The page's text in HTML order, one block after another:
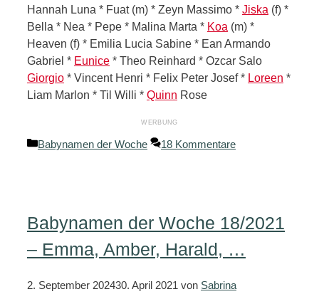
Hannah Luna * Fuat (m) * Zeyn Massimo * Jiska (f) *
Bella * Nea * Pepe * Malina Marta * Koa (m) *
Heaven (f) * Emilia Lucia Sabine * Ean Armando
Gabriel * Eunice * Theo Reinhard * Ozcar Salo
Giorgio * Vincent Henri * Felix Peter Josef * Loreen *
Liam Marlon * Til Willi * Quinn Rose
Kategorien
Babynamen der Woche 18 Kommentare
Babynamen der Woche 18/2021
– Emma, Amber, Harald, …
2. September 202430. April 2021 von Sabrina